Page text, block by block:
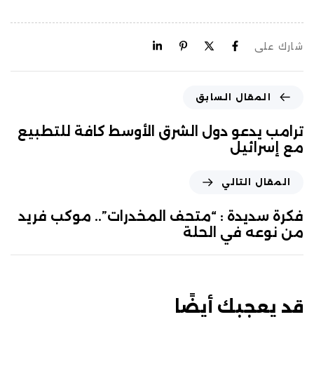
شارك على
المقال السابق
ترامب يدعو دول الشرق الأوسط كافة للتطبيع
مع إسرائيل
المقال التالي
فكرة سديدة : “متحف المخدرات”.. موكب فريد
من نوعه في الحلة
قد يعجبك أيضًا